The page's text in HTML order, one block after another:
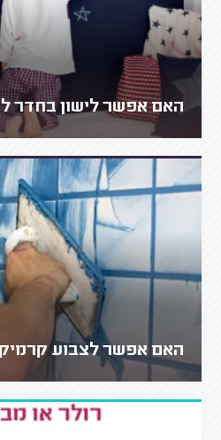
האם אפשר לישון בחדר
האם אפשר לצבוע